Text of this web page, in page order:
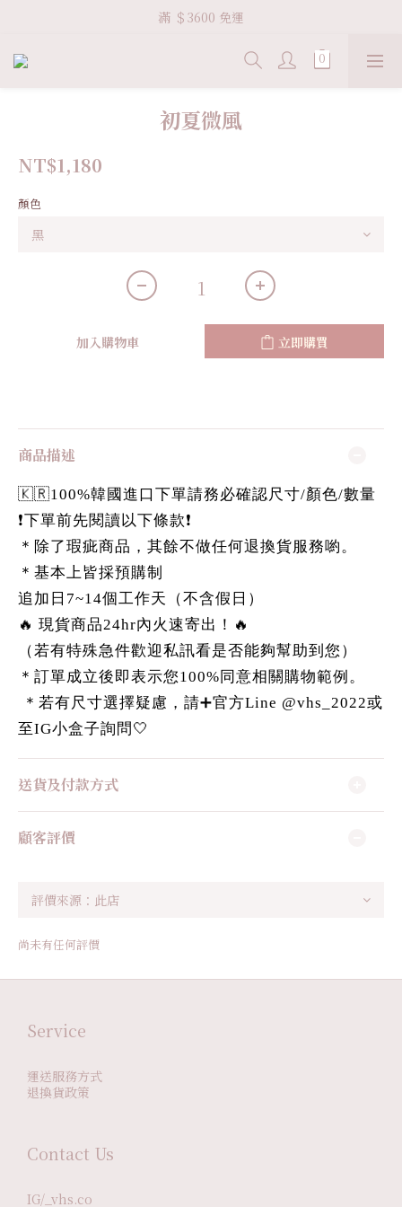
Welcome VHS.co
滿 ＄3600 免運
Welcome VHS.co
初夏微風
NT$1,180
顏色
加入購物車 立即購買
商品描述
🇰🇷100%韓國進口下單請務必確認尺寸/顏色/數量
❗️下單前先閱讀以下條款❗️
＊除了瑕疵商品，其餘不做任何退換貨服務喲。
＊基本上皆採預購制
追加日7~14個工作天（不含假日）
🔥 現貨商品24hr內火速寄出！🔥
（若有特殊急件歡迎私訊看是否能夠幫助到您）
＊訂單成立後即表示您100%同意相關購物範例。
＊若有尺寸選擇疑慮，請➕官方Line @vhs_2022或
至IG小盒子詢問🤍
送貨及付款方式
顧客評價
尚未有任何評價
Service
運送服務方式
退換貨政策
Contact Us
IG/_vhs.co